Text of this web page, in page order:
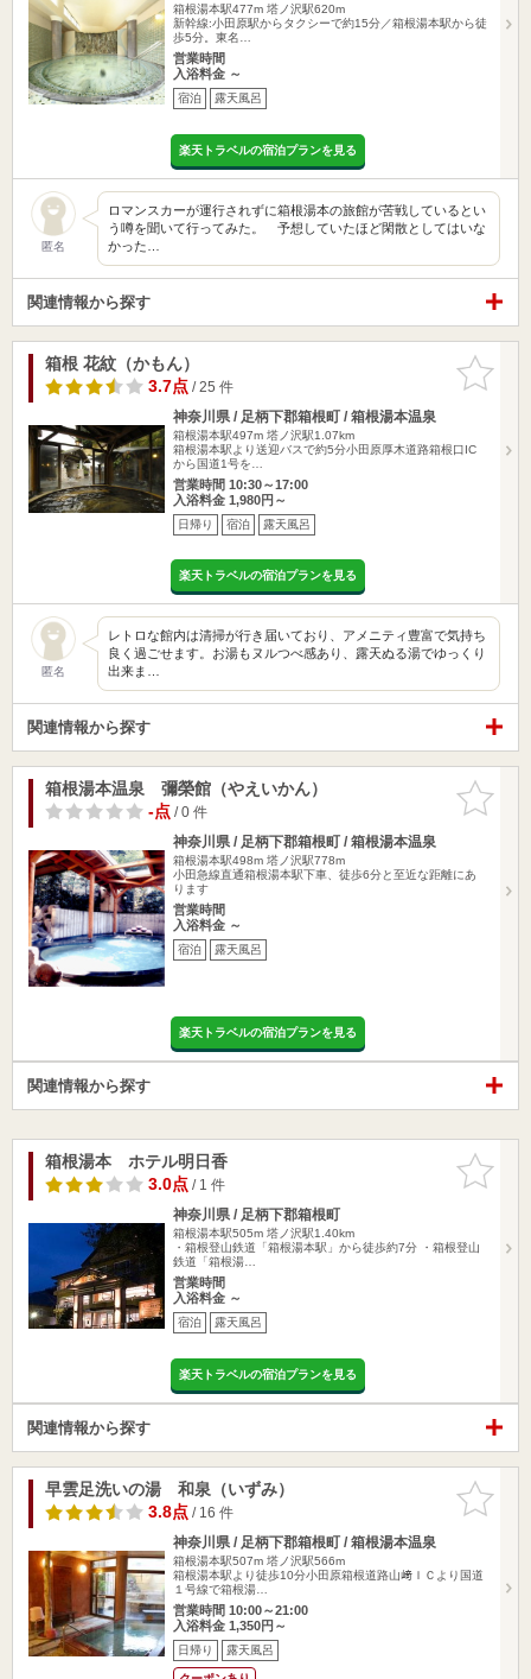
箱根湯本駅477m 塔ノ沢駅620m
新幹線:小田原駅からタクシーで約15分／箱根湯本駅から徒
歩5分。東名…
営業時間
入浴料金 ～
宿泊 露天風呂
楽天トラベルの宿泊プランを見る
匿名
ロマンスカーが運行されずに箱根湯本の旅館が苦戦しているとい
う噂を聞いて行ってみた。 予想していたほど閑散としてはいな
かった…
関連情報から探す
お気に入
りに追加
箱根 花紋（かもん）
3.7点/ 25 件
神奈川県 / 足柄下郡箱根町 / 箱根湯本温泉
箱根湯本駅497m 塔ノ沢駅1.07km
箱根湯本駅より送迎バスで約5分小田原厚木道路箱根口IC
から国道1号を…
営業時間 10:30～17:00
入浴料金 1,980円～
日帰り 宿泊 露天風呂
楽天トラベルの宿泊プランを見る
匿名
レトロな館内は清掃が行き届いており、アメニティ豊富で気持ち
良く過ごせます。お湯もヌルつべ感あり、露天ぬる湯でゆっくり
出来ま…
関連情報から探す
お気に入
りに追加
箱根湯本温泉 彌榮館（やえいかん）
-点/ 0 件
神奈川県 / 足柄下郡箱根町 / 箱根湯本温泉
箱根湯本駅498m 塔ノ沢駅778m
小田急線直通箱根湯本駅下車、徒歩6分と至近な距離にあ
ります
営業時間
入浴料金 ～
宿泊 露天風呂
楽天トラベルの宿泊プランを見る
関連情報から探す
お気に入
りに追加
箱根湯本 ホテル明日香
3.0点/ 1 件
神奈川県 / 足柄下郡箱根町
箱根湯本駅505m 塔ノ沢駅1.40km
・箱根登山鉄道「箱根湯本駅」から徒歩約7分 ・箱根登山
鉄道「箱根湯…
営業時間
入浴料金 ～
宿泊 露天風呂
楽天トラベルの宿泊プランを見る
関連情報から探す
お気に入
りに追加
早雲足洗いの湯 和泉（いずみ）
3.8点/ 16 件
神奈川県 / 足柄下郡箱根町 / 箱根湯本温泉
箱根湯本駅507m 塔ノ沢駅566m
箱根湯本駅より徒歩10分小田原箱根道路山﨑ＩＣより国道
１号線で箱根湯…
営業時間 10:00～21:00
入浴料金 1,350円～
日帰り 露天風呂